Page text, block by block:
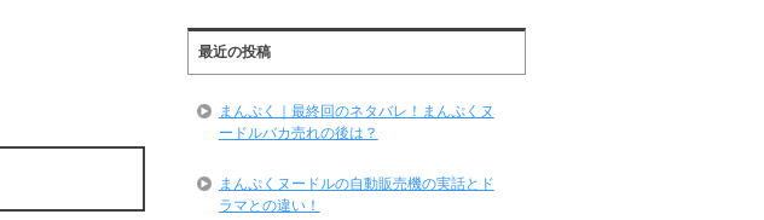
最近の投稿
まんぷく｜最終回のネタバレ！まんぷくヌ
ードルバカ売れの後は？
まんぷくヌードルの自動販売機の実話とド
ラマとの違い！